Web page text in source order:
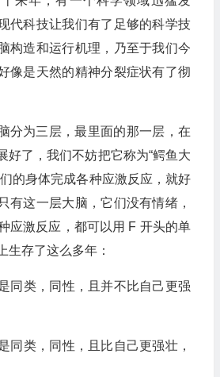
代科技让我们有了足够的科学技
构造和运行机理，乃至于我们今
像是天然的精神分裂症状有了彻
分为三层，最里面的那一层，在
好了，我们不妨把它称为“鳄鱼大
的身体完成各种应激反应，就好
有这一层大脑，它们没有情绪，
应激反应，都可以用 F 开头的单
生存了这么多年：
同类，同性，且并不比自己更强
同类，同性，且比自己更强壮，